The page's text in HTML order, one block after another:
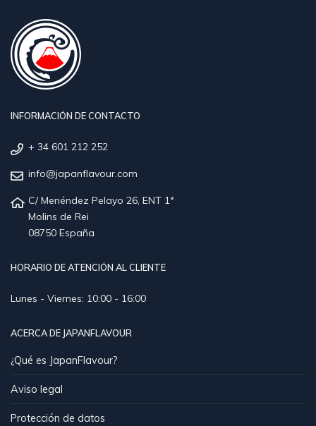
INFORMACIÓN DE CONTACTO
+ 34 601 212 252
info@japanflavour.com
C/ Menéndez Pelayo 26, ENT 1ª
Molins de Rei
08750 España
HORARIO DE ATENCIÓN AL CLIENTE
Lunes - Viernes: 10:00 - 16:00
ACERCA DE JAPANFLAVOUR
¿Qué es JapanFlavour?
Aviso legal
Protección de datos